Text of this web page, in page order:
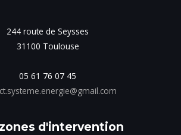
244 route de Seysses
31100 Toulouse
05 61 76 07 45
d'intervention